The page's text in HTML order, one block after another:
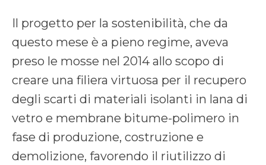
Il progetto per la sostenibilità, che da
questo mese è a pieno regime, aveva
preso le mosse nel 2014 allo scopo di
creare una filiera virtuosa per il recupero
degli scarti di materiali isolanti in lana di
vetro e membrane bitume-polimero in
fase di produzione, costruzione e
demolizione, favorendo il riutilizzo di